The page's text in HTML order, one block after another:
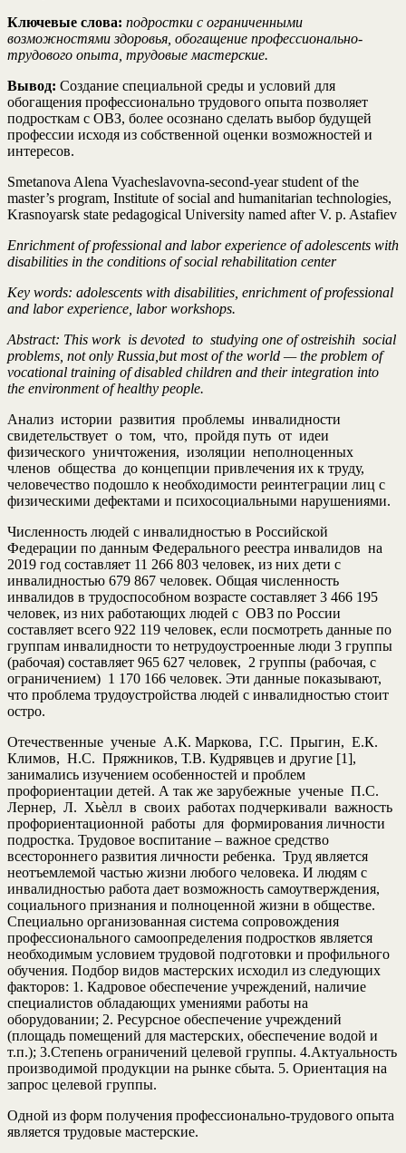
Ключевые слова: подростки с ограниченными
возможностями здоровья, обогащение профессионально-
трудового опыта, трудовые мастерские.
Вывод: Создание специальной среды и условий для
обогащения профессионально трудового опыта позволяет
подросткам с ОВЗ, более осознано сделать выбор будущей
профессии исходя из собственной оценки возможностей и
интересов.
Smetanova Alena Vyacheslavovna-second-year student of the
master’s program, Institute of social and humanitarian technologies,
Krasnoyarsk state pedagogical University named after V. p. Astafiev
Enrichment of professional and labor experience of adolescents with
disabilities in the conditions of social rehabilitation center
Key words: adolescents with disabilities, enrichment of professional
and labor experience, labor workshops.
Abstract: This work is devoted to studying one of ostreishih social
problems, not only Russia,but most of the world — the problem of
vocational training of disabled children and their integration into
the environment of healthy people.
Анализ истории развития проблемы инвалидности
свидетельствует о том, что, пройдя путь от идеи
физического уничтожения, изоляции неполноценных
членов общества до концепции привлечения их к труду,
человечество подошло к необходимости реинтеграции лиц с
физическими дефектами и психосоциальными нарушениями.
Численность людей с инвалидностью в Российской
Федерации по данным Федерального реестра инвалидов на
2019 год составляет 11 266 803 человек, из них дети с
инвалидностью 679 867 человек. Общая численность
инвалидов в трудоспособном возрасте составляет 3 466 195
человек, из них работающих людей с ОВЗ по России
составляет всего 922 119 человек, если посмотреть данные по
группам инвалидности то нетрудоустроенные люди 3 группы
(рабочая) составляет 965 627 человек, 2 группы (рабочая, с
ограничением) 1 170 166 человек. Эти данные показывают,
что проблема трудоустройства людей с инвалидностью стоит
остро.
Отечественные ученые А.К. Маркова, Г.С. Прыгин, Е.К.
Климов, Н.С. Пряжников, Т.В. Кудрявцев и другие [1],
занимались изучением особенностей и проблем
профориентации детей. А так же зарубежные ученые П.С.
Лернер, Л. Хьѐлл в своих работах подчеркивали важность
профориентационной работы для формирования личности
подростка. Трудовое воспитание – важное средство
всестороннего развития личности ребенка. Труд является
неотъемлемой частью жизни любого человека. И людям с
инвалидностью работа дает возможность самоутверждения,
социального признания и полноценной жизни в обществе.
Специально организованная система сопровождения
профессионального самоопределения подростков является
необходимым условием трудовой подготовки и профильного
обучения. Подбор видов мастерских исходил из следующих
факторов: 1. Кадровое обеспечение учреждений, наличие
специалистов обладающих умениями работы на
оборудовании; 2. Ресурсное обеспечение учреждений
(площадь помещений для мастерских, обеспечение водой и
т.п.); 3.Степень ограничений целевой группы. 4.Актуальность
производимой продукции на рынке сбыта. 5. Ориентация на
запрос целевой группы.
Одной из форм получения профессионально-трудового опыта
является трудовые мастерские.